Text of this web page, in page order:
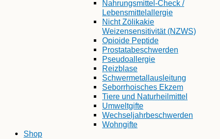
Nahrungsmittel-Check /
Lebensmittelallergie
Nicht Zölikakie
Weizensensitivität (NZWS)
Opioide Peptide
Prostatabeschwerden
Pseudoallergie
Reizblase
Schwermetallausleitung
Seborrhoisches Ekzem
Tiere und Naturheilmittel
Umweltgifte
Wechseljahrbeschwerden
Wohngifte
Shop